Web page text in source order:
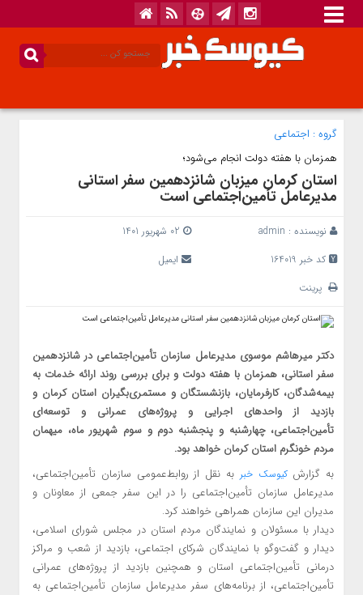
گروه : اجتماعی
همزمان با هفته دولت انجام می‌شود؛
استان کرمان میزبان شانزدهمین سفر استانی
مدیرعامل تأمین‌اجتماعی است
نویسنده : admin
کد خبر 164019
ایمیل
پرینت
دکتر میرهاشم موسوی مدیرعامل سازمان تأمین‌اجتماعی در شانزدهمین
سفر استانی، همزمان با هفته دولت و برای بررسی روند ارائه خدمات به
بیمه‌شدگان، کارفرمایان، بازنشستگان و مستمری‌بگیران استان کرمان و
بازدید از واحدهای اجرایی و پروژه‌های عمرانی و توسعه‌ای
تأمین‌اجتماعی، چهارشنبه و پنجشنبه دوم و سوم شهریور ماه، میهمان
مردم خونگرم استان کرمان خواهد بود.
به گزارشکیوسک خبر به نقل از روابط‌عمومی سازمان تأمین‌اجتماعی،
مدیرعامل سازمان تأمین‌اجتماعی را در این سفر جمعی از معاونان و
مدیران این سازمان همراهی خواهند کرد.
دیدار با مسئولان و نمایندگان مردم استان در مجلس شورای اسلامی،
دیدار و گفت‌وگو با نمایندگان شرکای اجتماعی، بازدید از شعب و مراکز
درمانی تأمین‌اجتماعی استان و همچنین بازدید از پروژه‌های عمرانی
تأمین‌اجتماعی، از برنامه‌های سفر مدیرعامل سازمان تأمین‌اجتماعی به